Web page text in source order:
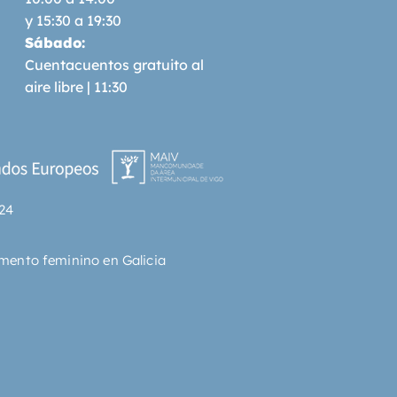
y 15:30 a 19:30
Sábado:
Cuentacuentos gratuito al
aire libre | 11:30
feminino en Galicia